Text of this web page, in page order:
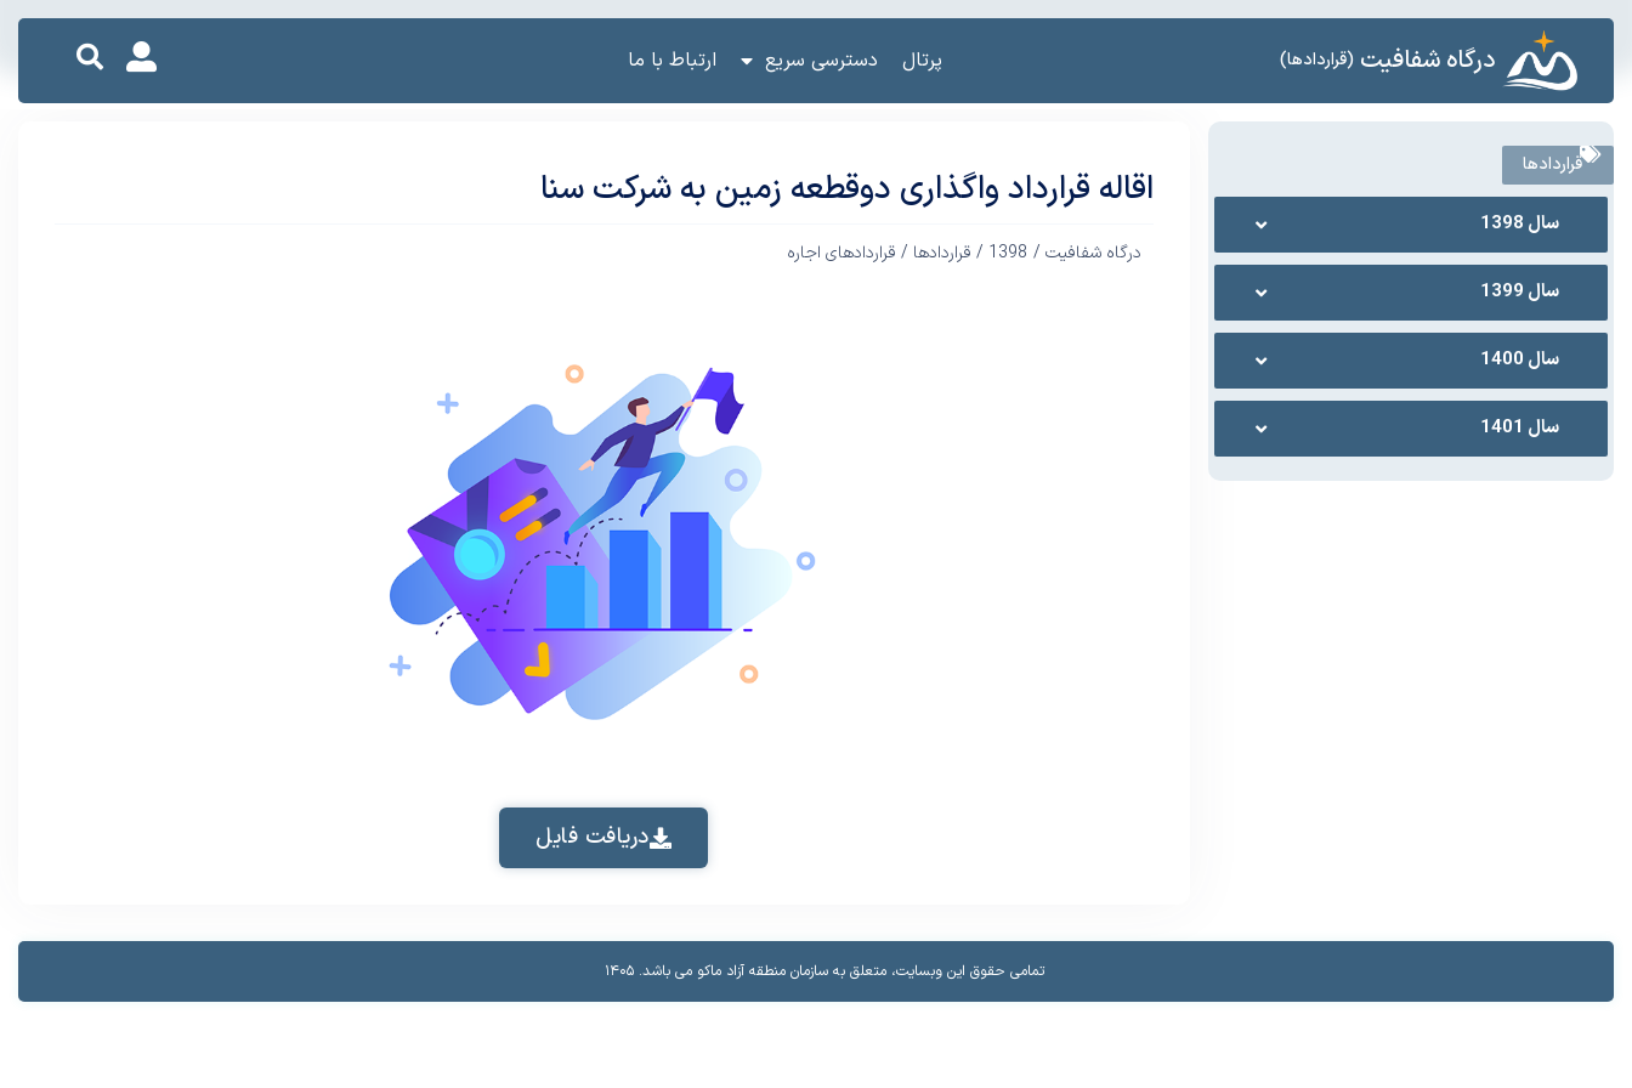
درگاه شفافیت (قراردادها) پرتال دسترسی سریع ارتباط با ما
قراردادها
سال 1398
سال 1399
سال 1400
سال 1401
اقاله قرارداد واگذاری دوقطعه زمین به شرکت سنا
درگاه شفافیت / 1398
/ قراردادها / قراردادهای اجاره
دریافت فایل
تمامی حقوق این وبسایت، متعلق به سازمان منطقه آزاد ماکو می باشد.​ ۱۴۰۵